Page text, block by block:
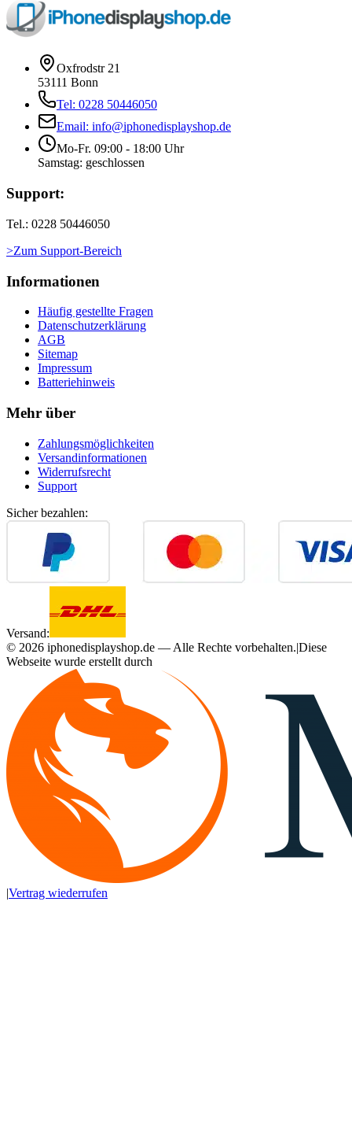
Oxfrodstr 21
53111 Bonn
Tel: 0228 50446050
Email: info@iphonedisplayshop.de
Mo-Fr. 09:00 - 18:00 Uhr
Samstag: geschlossen
Support:
Tel.: 0228 50446050
>Zum Support-Bereich
Informationen
Häufig gestellte Fragen
Datenschutzerklärung
AGB
Sitemap
Impressum
Batteriehinweis
Mehr über
Zahlungsmöglichkeiten
Versandinformationen
Widerrufsrecht
Support
Sicher bezahlen:
Versand:
© 2026 iphonedisplayshop.de — Alle Rechte vorbehalten.|Diese
Webseite wurde erstellt durch
|Vertrag wiederrufen